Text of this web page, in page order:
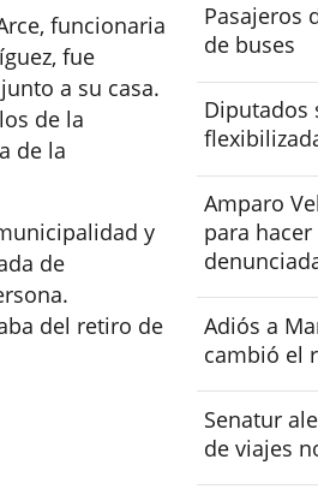
funcionaria
fue
a su casa.
de la
de la
y
de
del retiro de
Pasajeros
de buses
Diputados
Amparo
para
Adiós a
cambió el
Senatur
de viajes